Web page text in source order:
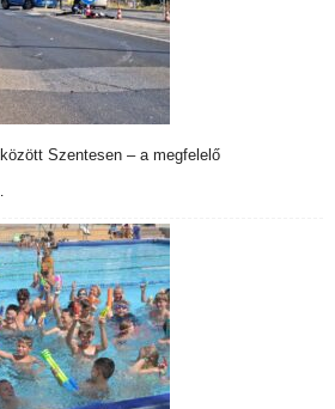
Szentesen – a megfelelő